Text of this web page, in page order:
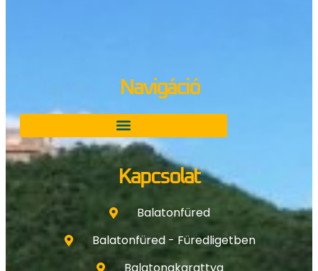
Navigáció
Kapcsolat
Balatonfüred
Balatonfüred - Füredligetben
Balatonakarattya